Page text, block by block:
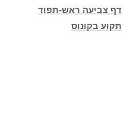
דף צביעה ראש-תפוד
תקוע בקונוס